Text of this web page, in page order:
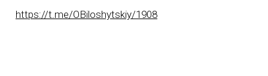
https://t.me/OBiloshytskiy/1908